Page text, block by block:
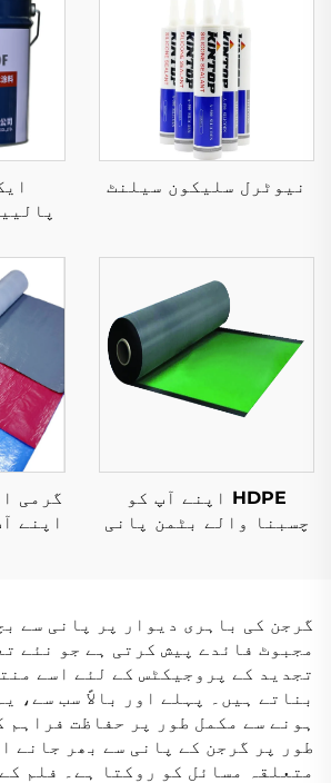
نیوٹرل سلیکون سیلنٹ
HDPE اپنے آپ کو
چسبنا والے بٹمن پانی
گرمی
اپنے
گرجن کی باہری دیوار پر پانی سے
مجبوٹ فائدے پیش کرتی ہے جو نئے
تجدید کے پروجیکٹس کے لئے اسے
بناتے ہیں۔ پہلے اور بالاً سب سے،
ہونے سے مکمل طور پر حفاظت فراہم
طور پر گرجن کے پانی سے بھر جانے
متعلقہ مسائل کو روکتا ہے۔ فلم